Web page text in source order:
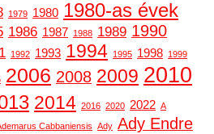
1979 1980 1980-as évek
1986 1987 1988 1989 1990
1992 1993 1994 1995 1998 1999
2006 2008 2009 2010
2014 2016 2020 2022 A
Cabbaniensis Ady Ady Endre